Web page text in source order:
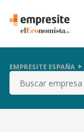
EMPRESITE ESPAÑA
Buscar